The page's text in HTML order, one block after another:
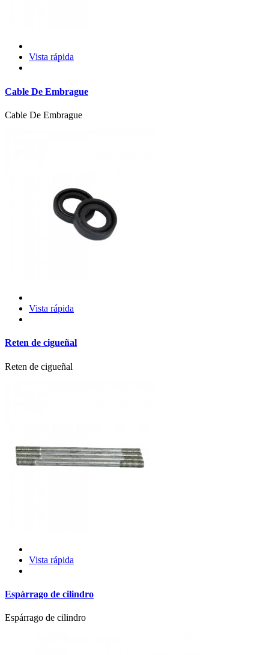
Vista rápida
Cable De Embrague
Cable De Embrague
Vista rápida
Reten de cigueñal
Reten de cigueñal
Vista rápida
Espárrago de cilindro
Espárrago de cilindro